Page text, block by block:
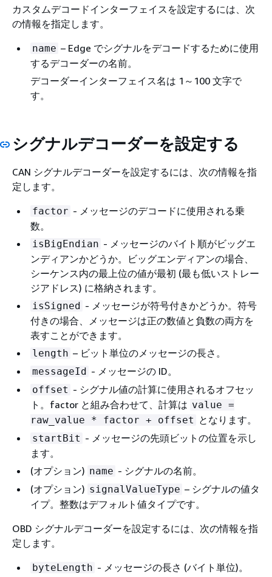
カスタムデコードインターフェイスを設定するには、次
の情報を指定します。
name – Edge でシグナルをデコードするために使用
するデコーダーの名前。
デコーダーインターフェイス名は 1～100 文字で
す。
シグナルデコーダーを設定する
CAN シグナルデコーダーを設定するには、次の情報を指
定します。
factor - メッセージのデコードに使用される乗
数。
isBigEndian - メッセージのバイト順がビッグエ
ンディアンかどうか。ビッグエンディアンの場合、
シーケンス内の最上位の値が最初 (最も低いストレー
ジアドレス) に格納されます。
isSigned - メッセージが符号付きかどうか。符号
付きの場合、メッセージは正の数値と負数の両方を
表すことができます。
length – ビット単位のメッセージの長さ。
messageId - メッセージの ID。
offset - シグナル値の計算に使用されるオフセッ
ト。factor と組み合わせて、計算は value =
raw_value * factor + offset となります。
startBit - メッセージの先頭ビットの位置を示し
ます。
(オプション) name - シグナルの名前。
(オプション) signalValueType – シグナルの値タ
イプ。整数はデフォルト値タイプです。
OBD シグナルデコーダーを設定するには、次の情報を指
定します。
byteLength - メッセージの長さ (バイト単位)。